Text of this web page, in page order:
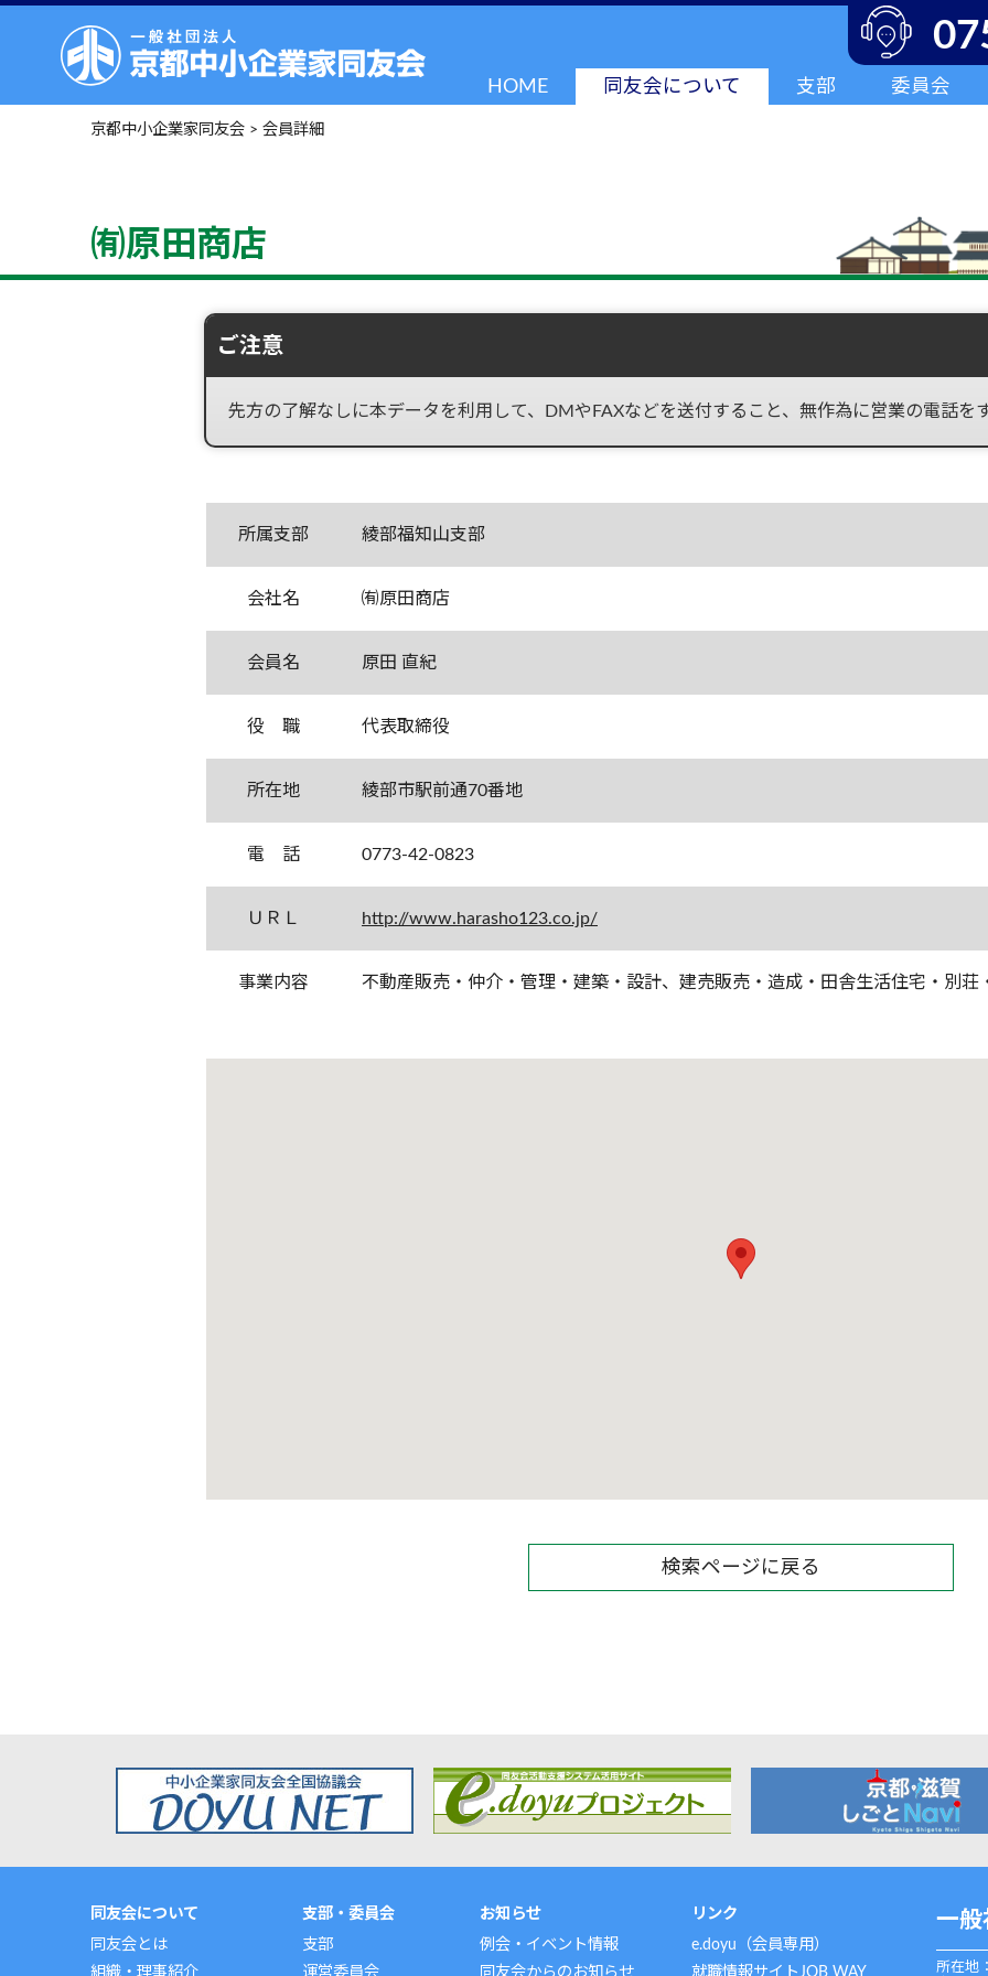
HOME 同友会について 支部 委員会
京都中小企業家同友会 > 会員詳細
㈲原田商店
ご注意
先方の了解なしに本データを利用して、DMやFAXなどを送付すること、無作為に営業の電話を
所属支部 綾部福知山支部
会社名 ㈲原田商店
会員名 原田 直紀
役 職 代表取締役
所在地 綾部市駅前通70番地
電 話 0773-42-0823
ＵＲＬ http://www.harasho123.co.jp/
事業内容 不動産販売・仲介・管理・建築・設計、建売販売・造成・田舎生活住宅・別荘
検索ページに戻る
同友会について
同友会とは
組織・理事紹介
支部・委員会
支部
運営委員会
お知らせ
例会・イベント情報
同友会からのお知らせ
リンク
e.doyu（会員専用）
就職情報サイトJOB WAY
一般
所在地